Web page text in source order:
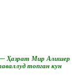
Ҳазрат Мир Алишер
топган кун